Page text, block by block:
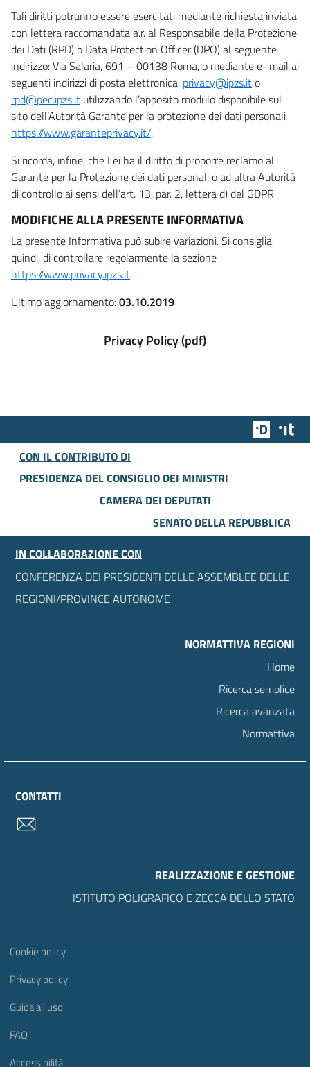
Tali diritti potranno essere esercitati mediante richiesta inviata
con lettera raccomandata a.r. al Responsabile della Protezione
dei Dati (RPD) o Data Protection Officer (DPO) al seguente
indirizzo: Via Salaria, 691 – 00138 Roma, o mediante e–mail ai
seguenti indirizzi di posta elettronica: privacy@ipzs.ito
rpd@pec.ipzs.it utilizzando l’apposito modulo disponibile sul
sito dell’Autorità Garante per la protezione dei dati personali
https://www.garanteprivacy.it/.
Si ricorda, infine, che Lei ha il diritto di proporre reclamo al
Garante per la Protezione dei dati personali o ad altra Autorità
di controllo ai sensi dell’art. 13, par. 2, lettera d) del GDPR
MODIFICHE ALLA PRESENTE INFORMATIVA
La presente Informativa può subire variazioni. Si consiglia,
quindi, di controllare regolarmente la sezione
https://www.privacy.ipzs.it.
Ultimo aggiornamento:03.10.2019
Privacy Policy (pdf)
Team
CON IL CONTRIBUTO DI
PRESIDENZA DEL CONSIGLIO DEI MINISTRI
CAMERA DEI DEPUTATI
SENATO DELLA REPUBBLICA
IN COLLABORAZIONE CON
CONFERENZA DEI PRESIDENTI DELLE ASSEMBLEE DELLE
REGIONI/PROVINCE AUTONOME
NORMATTIVA REGIONI
Home
Ricerca semplice
Ricerca avanzata
Normattiva
CONTATTI
REALIZZAZIONE E GESTIONE
ISTITUTO POLIGRAFICO E ZECCA DELLO STATO
Sezione Link Utili
Cookie policy
Privacy policy
Guida all'uso
FAQ
Accessibilità